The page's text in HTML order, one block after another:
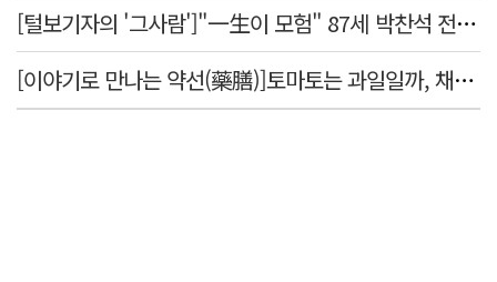
[털보기자의 '그사람']"一生이 모험" 87세 박찬석 전 경북대 총장
[이야기로 만나는 약선(藥膳)]토마토는 과일일까, 채소일까